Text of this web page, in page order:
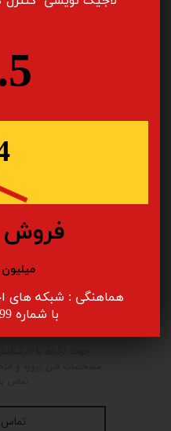
به قسمت مربوطه در
فایل ها
تماس
مشاوره
هماهنگی : شبکه های
​​​​​​​ با شماره 09155011699
فروش